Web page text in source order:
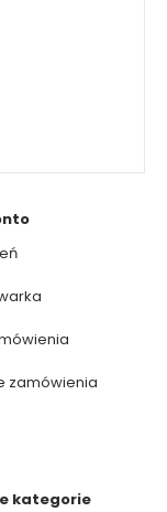
zamówienia
kategorie